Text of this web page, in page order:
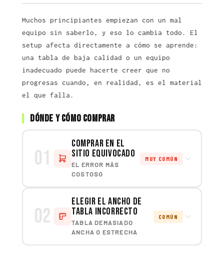
Muchos principiantes empiezan con un mal
equipo sin saberlo, y eso lo cambia todo. El
setup afecta directamente a cómo se aprende:
una tabla de baja calidad o un equipo
inadecuado puede hacerte creer que no
progresas cuando, en realidad, es el material
el que falla.
Dónde y cómo comprar
01
Comprar en el
sitio equivocado
EL ERROR MÁS
COSTOSO
MUY COMÚN
02
Elegir el ancho de
tabla incorrecto
TABLA DEMASIADO
ANCHA O ESTRECHA
COMÚN